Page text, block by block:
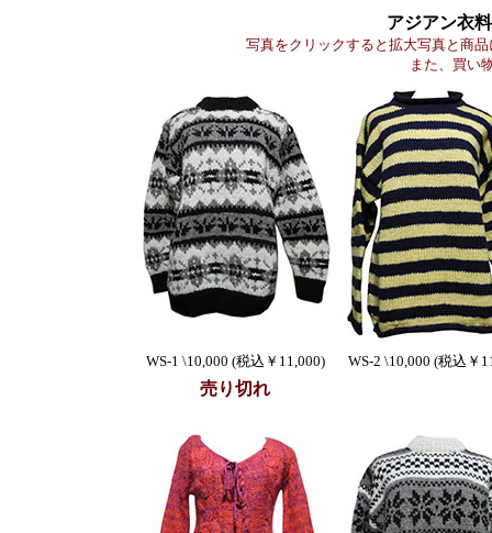
アジアン衣
写真をクリックすると拡大写真と商
また、買い
WS-1 \10,000 (税込￥11,000) WS-2 \10,000 (税込￥
売り切れ